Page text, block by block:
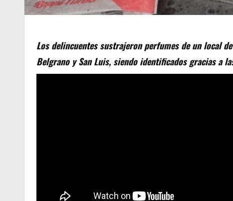
Los delincuentes sustrajeron perfumes de un local
Belgrano y San Luis, siendo identificados gracias a